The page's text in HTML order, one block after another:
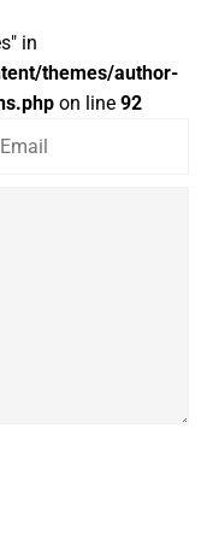
in
themes/author-
on line 92